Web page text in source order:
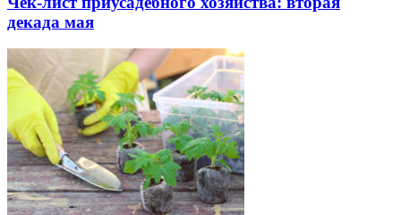
декада мая